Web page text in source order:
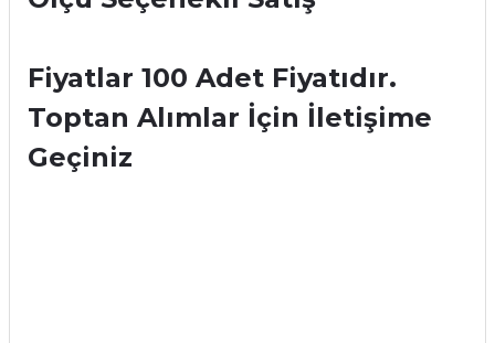
Fiyatlar 100 Adet Fiyatıdır.
Toptan Alımlar İçin İletişime
Geçiniz